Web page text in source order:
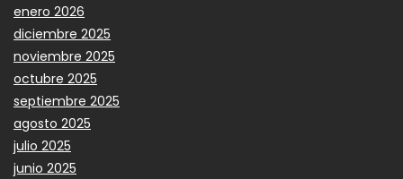
enero 2026
diciembre 2025
noviembre 2025
octubre 2025
septiembre 2025
agosto 2025
julio 2025
junio 2025